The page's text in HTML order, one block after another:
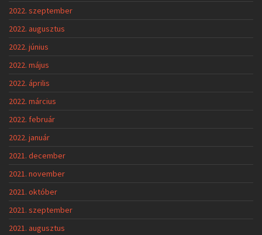
2022. szeptember
2022. augusztus
2022. június
2022. május
2022. április
2022. március
2022. február
2022. január
2021. december
2021. november
2021. október
2021. szeptember
2021. augusztus